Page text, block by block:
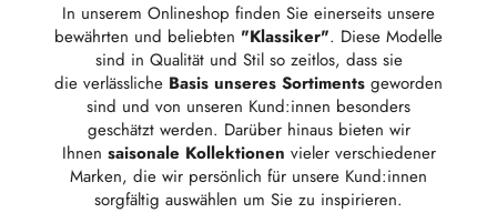
In unserem Onlineshop finden Sie einerseits unsere
bewährten und beliebten "Klassiker". Diese Modelle
sind in Qualität und Stil so zeitlos, dass sie
die verlässliche Basis unseres Sortiments geworden
sind und von unseren Kund:innen besonders
geschätzt werden. Darüber hinaus bieten wir
Ihnen saisonale Kollektionen vieler verschiedener
Marken, die wir persönlich für unsere Kund:innen
sorgfältig auswählen um Sie zu inspirieren.